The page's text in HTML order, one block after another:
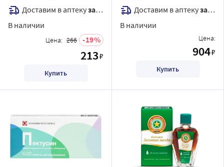
Доставим в аптекузавтра
В наличии
Цена: 266 19
213₽
Купить
Доставим в аптекузавтра
В наличии
Цена:
904₽
Купить